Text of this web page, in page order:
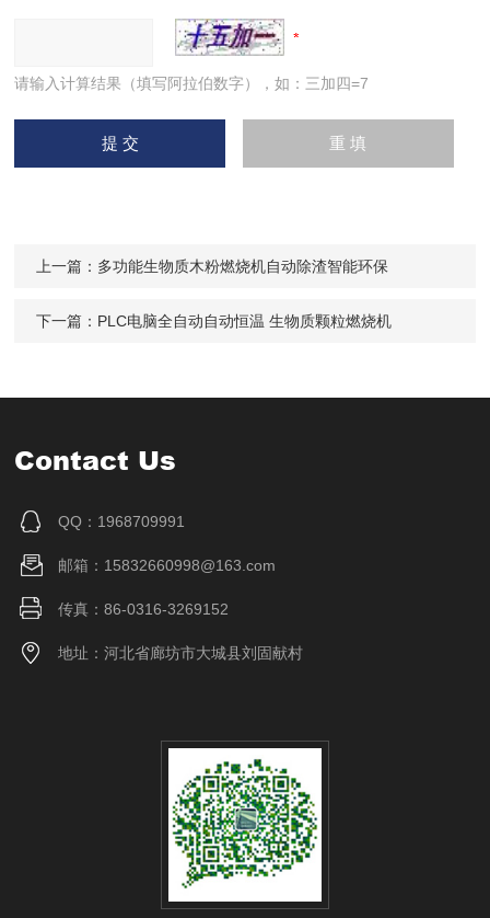
请输入计算结果（填写阿拉伯数字），如：三加四=7
上一篇： 多功能生物质木粉燃烧机自动除渣智能环保
下一篇： PLC电脑全自动自动恒温 生物质颗粒燃烧机
Contact Us
QQ：1968709991
邮箱：15832660998@163.com
传真：86-0316-3269152
地址：河北省廊坊市大城县刘固献村